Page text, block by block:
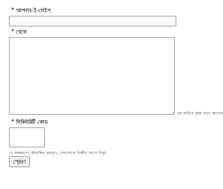
* আপনার ই-মেইল
* থেকে
এক সারিতে পৃথক ভাবে
* সিকিউরিটি কোড
যে অক্ষরগুলো পরিলক্ষিত করছেন, সেগুলোকে বিপরীত অংশে লিখুন